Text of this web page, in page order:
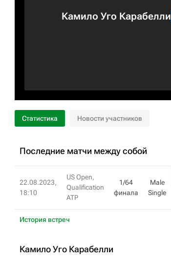
Камило Уго Карабелли
Статистика Новости участников
Последние матчи между собой
22.08.2023,
18:10
US Open,
Qualification
ATP
1/64
финала
Male
Single
История встреч
Камило Уго Карабелли